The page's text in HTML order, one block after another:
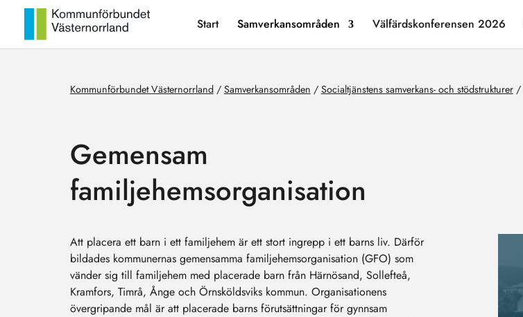
Start Samverkansområden Välfärdskonferensen 2026
Kommunförbundet Västernorrland/ Samverkansområden / Socialtjänstens samverkans- och stödstrukturer/
Gemensam
familjehemsorganisation
Att placera ett barn i ett familjehem är ett stort ingrepp i ett barns liv. Därför
bildades kommunernas gemensamma familjehemsorganisation (GFO) som
vänder sig till familjehem med placerade barn från Härnösand, Sollefteå,
Kramfors, Timrå, Ånge och Örnsköldsviks kommun. Organisationens
övergripande mål är att placerade barns förutsättningar för gynnsam